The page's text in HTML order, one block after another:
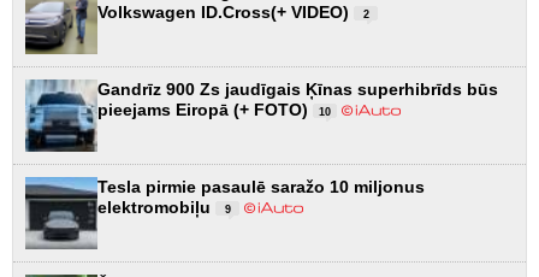
Volkswagen ID.Cross(+ VIDEO)
2
Gandrīz 900 Zs jaudīgais Ķīnas superhibrīds būs
pieejams Eiropā (+ FOTO)
10
Tesla pirmie pasaulē saražo 10 miljonus
elektromobiļu
9